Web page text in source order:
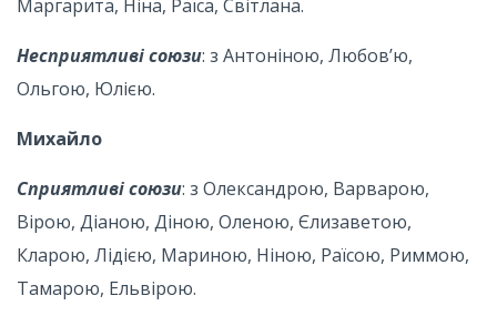
Маргарита, Ніна, Раїса, Світлана.
Несприятливі союзи: з Антоніною, Любов’ю,
Ольгою, Юлією.
Михайло
Сприятливі союзи: з Олександрою, Варварою,
Вірою, Діаною, Діною, Оленою, Єлизаветою,
Кларою, Лідією, Мариною, Ніною, Раїсою, Риммою,
Тамарою, Ельвірою.